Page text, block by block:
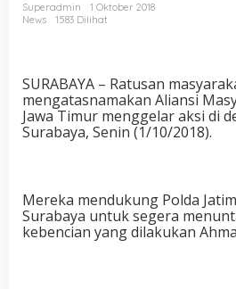
Superadmin
1 Oktober 2018
News
1583 Dilihat
SURABAYA – Ratusan
mengatasnamakan Aliansi
Jawa Timur menggelar aksi di
Surabaya, Senin (1/10/2018).
Mereka mendukung Polda
Surabaya untuk segera
kebencian yang dilakukan